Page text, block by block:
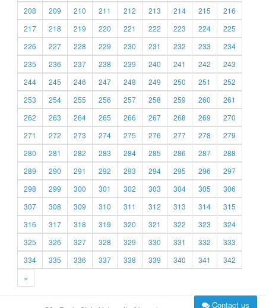
208
209 210 211 212 213 214 215
216
217
218 219 220 221 222 223 224
225
226
227 228 229 230 231 232 233
234
235
236 237 238 239 240 241 242
243
244
245 246 247 248 249 250 251
252
253
254 255 256 257 258 259 260
261
262
263 264 265 266 267 268 269
270
271
272 273 274 275 276 277 278
279
280
281 282 283 284 285 286 287
288
289
290 291 292 293 294 295 296
297
298
299 300 301 302 303 304 305
306
307
308 309 310 311 312 313 314
315
316
317 318 319 320 321 322 323
324
325
326 327 328 329 330 331 332
333
334
335 336 337 338 339 340 341
342
»
Contact us